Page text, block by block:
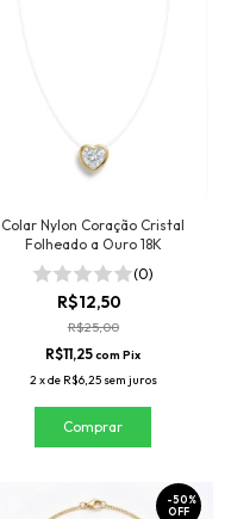
Colar Nylon Coração Cristal
Folheado a Ouro 18K
(0)
R$12,50
R$25,00
R$11,25com Pix
2 xde R$6,25 sem juros
-50%
OFF